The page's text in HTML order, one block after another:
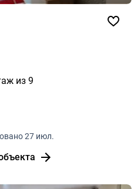
из 9
27 июл.